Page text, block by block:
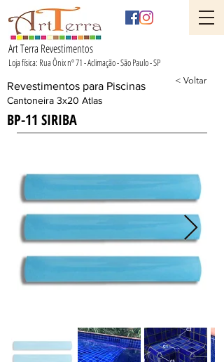
Art Terra Revestimentos
Loja física: Rua Ônix nº 71 - Aclimação - São Paulo - SP
Revestimentos para Piscinas < Voltar
Cantoneira 3x20 Atlas
BP-11 SIRIBA